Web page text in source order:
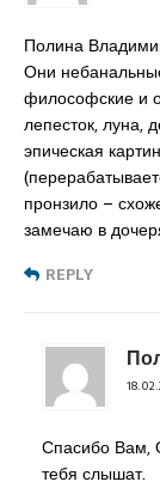
Полина
Они
философские и
лепесток, луна,
эпическая
пронзило –
замечаю в
REPLY
Спасибо Вам,
тебя слышат.